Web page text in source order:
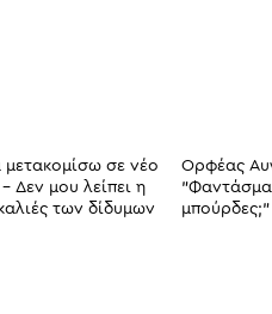
σε νέο
- Δεν μου λείπει η
των δίδυμων
Ορφέας
μπούρδες;"